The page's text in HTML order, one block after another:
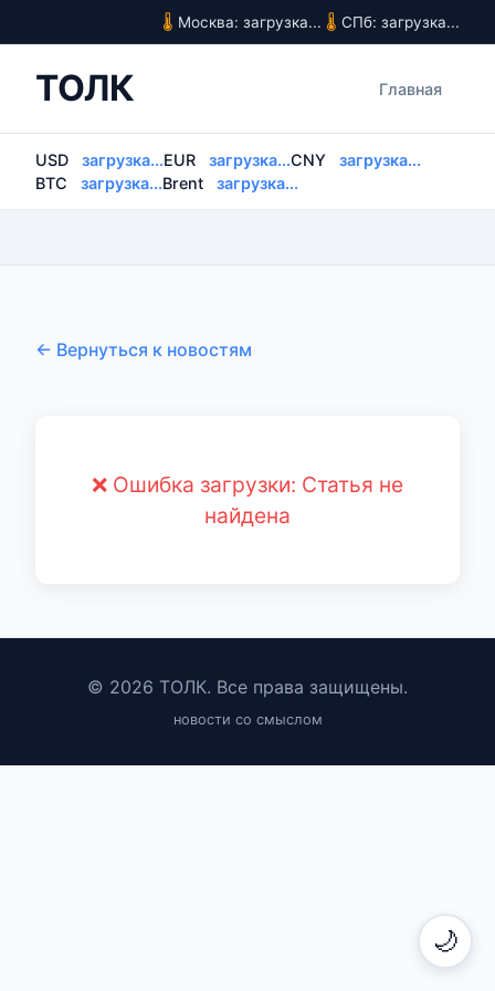
🌙
Москва: загрузка... СПб: загрузка...
ТОЛК Главная
USD загрузка...EUR загрузка...CNY
загрузка...
BTC
загрузка...Brent загрузка...
← Вернуться к новостям
❌ Ошибка загрузки: Статья не
найдена
© 2026 ТОЛК. Все права защищены.
новости со смыслом